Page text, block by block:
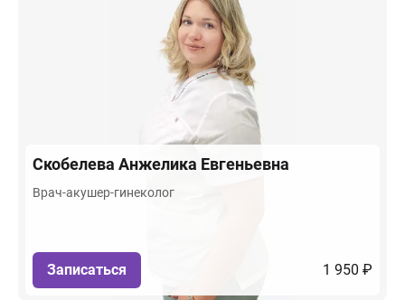
Скобелева Анжелика Евгеньевна
Врач-акушер-гинеколог
Записаться 1 950 ₽